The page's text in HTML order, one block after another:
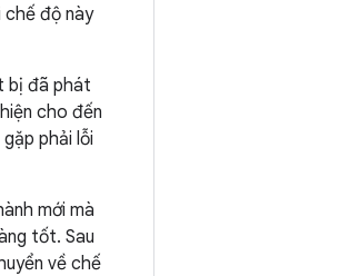
chế độ này
bị đã phát
cho đến
phải lỗi
mới mà
tốt. Sau
về chế